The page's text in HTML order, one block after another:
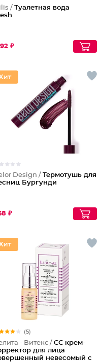
/ Туалетная вода
₽
Design / Термотушь для
Бургунди
₽
(5)
- Витекс / СС крем-
для лица
невесомый с